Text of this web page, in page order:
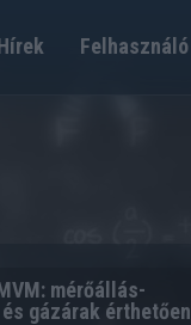
Felhasználó
mérőállás-
gázárak érthetően